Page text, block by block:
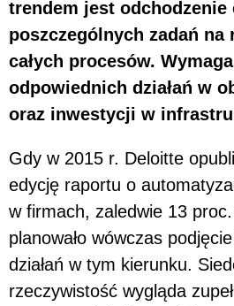
trendem jest odchodzenie
poszczególnych zadań na
całych procesów.
odpowiednich działań w
oraz inwestycji w
Gdy w 2015 r. Deloitte
edycję raportu o
w firmach, zaledwie 13
planowało wówczas
działań w tym kierunku.
rzeczywistość wygląda